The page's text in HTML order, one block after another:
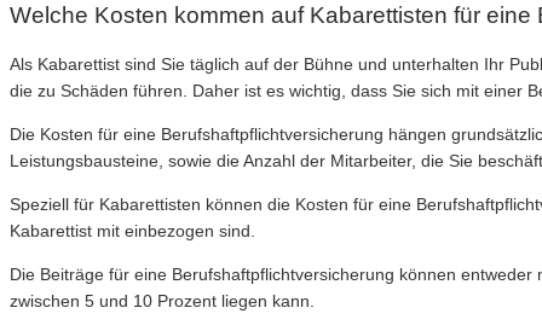
Welche Kosten kommen auf Kabarettisten für
Als Kabarettist sind Sie täglich auf der Bühne und unterhalten Ihr
die zu Schäden führen. Daher ist es wichtig, dass Sie sich mit einer
Die Kosten für eine Berufshaftpflichtversicherung hängen
Leistungsbausteine, sowie die Anzahl der Mitarbeiter, die Sie
Speziell für Kabarettisten können die Kosten für eine
Kabarettist mit einbezogen sind.
Die Beiträge für eine Berufshaftpflichtversicherung können
zwischen 5 und 10 Prozent liegen kann.